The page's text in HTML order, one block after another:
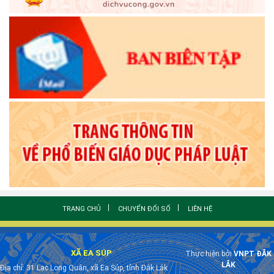
TRANG CHỦ CHUYỂN ĐỔI SỐ LIÊN HỆ
XÃ EA SÚP
Địa chỉ: 31 Lạc Long Quân, xã Ea Súp, tỉnh Đắk Lắk
Thực hiện bởiVNPT ĐẮK
LẮK